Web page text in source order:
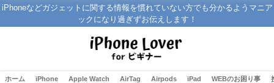
iPhoneなどガジェットに関する情報を慣れていない方でも分かるようマニア
ックになり過ぎずお伝えします！
ホーム iPhone Apple Watch AirTag Airpods iPad WEBのお困り事